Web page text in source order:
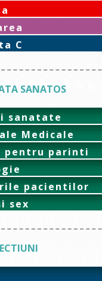
C
SANATOS
sanatate
Medicale
pentru parinti
pacientilor
sex